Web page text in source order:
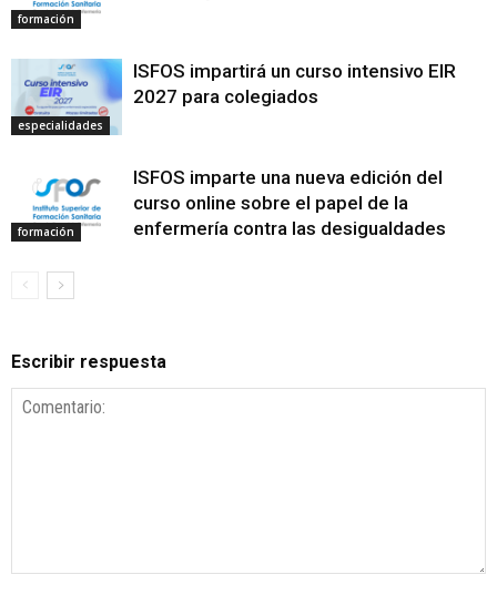
formación
especialidades
ISFOS impartirá un curso intensivo EIR
2027 para colegiados
formación
ISFOS imparte una nueva edición del
curso online sobre el papel de la
enfermería contra las desigualdades
Escribir respuesta